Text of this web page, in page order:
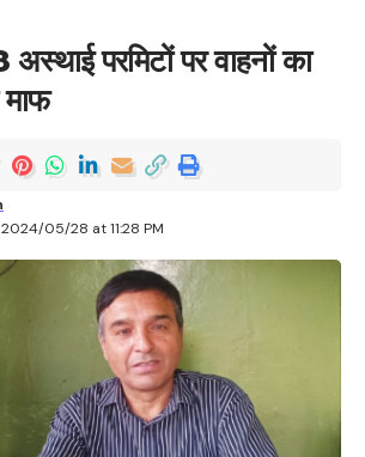
परमिटों पर वाहनों का
05/28 at 11:28 PM